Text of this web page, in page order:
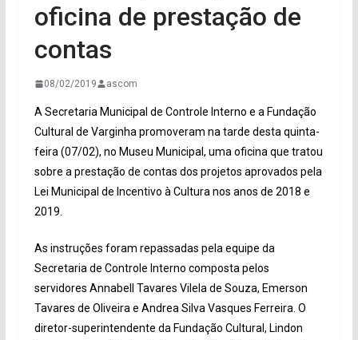
oficina de prestação de
contas
08/02/2019 ascom
A Secretaria Municipal de Controle Interno e a Fundação
Cultural de Varginha promoveram na tarde desta quinta-
feira (07/02), no Museu Municipal, uma oficina que tratou
sobre a prestação de contas dos projetos aprovados pela
Lei Municipal de Incentivo à Cultura nos anos de 2018 e
2019.
As instruções foram repassadas pela equipe da
Secretaria de Controle Interno composta pelos
servidores Annabell Tavares Vilela de Souza, Emerson
Tavares de Oliveira e Andrea Silva Vasques Ferreira. O
diretor-superintendente da Fundação Cultural, Lindon